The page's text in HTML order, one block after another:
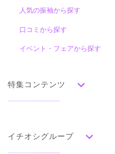
人気の振袖から探す
みんなの振袖ランキングトップ
グレー
黒 その他
レトロ
口コミから探す
口コミ一覧
イベント・フェアから探す
特集コンテンツ
ママ振特集
イチオシグループ